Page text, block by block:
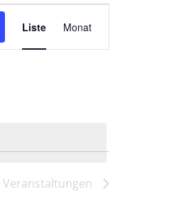
Ansichten-
Navigation
Liste Monat
Veranstaltungen